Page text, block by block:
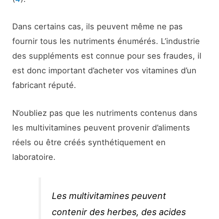
Dans certains cas, ils peuvent même ne pas
fournir tous les nutriments énumérés. L’industrie
des suppléments est connue pour ses fraudes, il
est donc important d’acheter vos vitamines d’un
fabricant réputé.
N’oubliez pas que les nutriments contenus dans
les multivitamines peuvent provenir d’aliments
réels ou être créés synthétiquement en
laboratoire.
Les multivitamines peuvent
contenir des herbes, des acides